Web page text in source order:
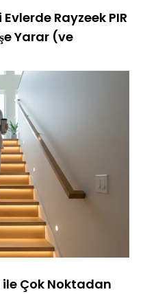
Rayzeek PIR
Yarar (ve
ile Çok Noktadan